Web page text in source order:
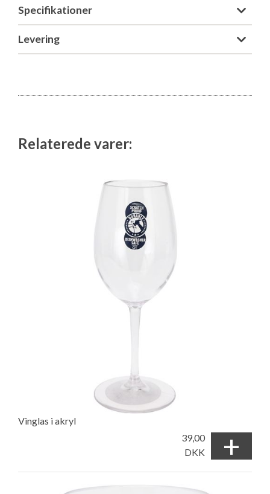
GPDR - KG Camping Kundeklub
Specifikationer
Levering
Relaterede varer:
Vinglas i akryl
39,00
DKK
+